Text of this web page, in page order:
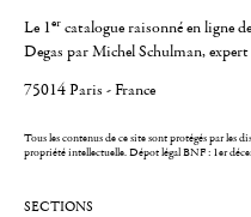
Le 1er catalogue raisonné en ligne
Degas par Michel Schulman, expert
75014 Paris - France
Tous les contenus de ce site sont protégés par les
propriété intellectuelle.Dépot légal BNF : 1er
SECTIONS